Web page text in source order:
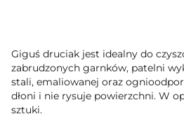
Giguś druciak jest idealny do
zabrudzonych garnków, patelni
stali, emaliowanej oraz
dłoni i nie rysuje powierzchni. W
sztuki.